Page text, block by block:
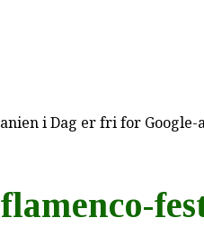
i Dag er fri for Google-